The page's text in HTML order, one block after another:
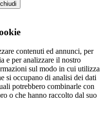
contenuti ed annunci, per
e per analizzare il nostro
sul modo in cui utilizza
si occupano di analisi dei dati
potrebbero combinarle con
o che hanno raccolto dal suo